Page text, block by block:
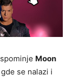
Moon
se nalazi i